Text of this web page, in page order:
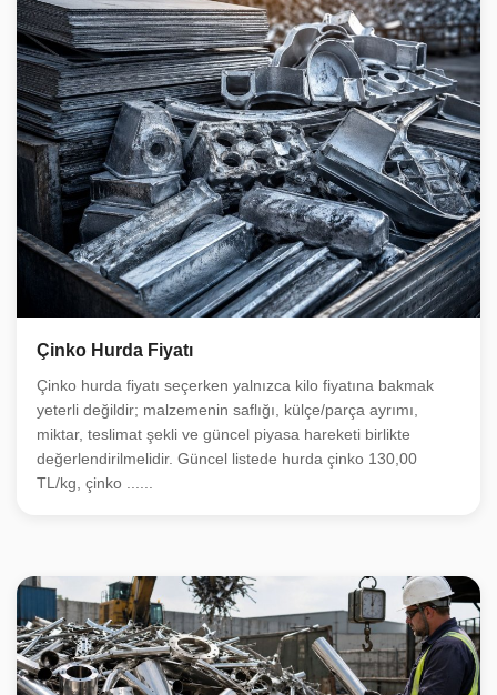
Çinko Hurda Fiyatı
Çinko hurda fiyatı seçerken yalnızca kilo fiyatına bakmak
yeterli değildir; malzemenin saflığı, külçe/parça ayrımı,
miktar, teslimat şekli ve güncel piyasa hareketi birlikte
değerlendirilmelidir. Güncel listede hurda çinko 130,00
TL/kg, çinko ......